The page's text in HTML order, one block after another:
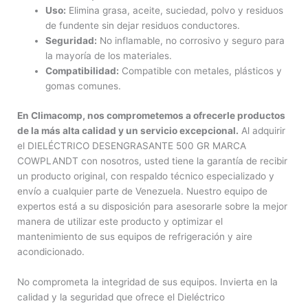
Uso: Elimina grasa, aceite, suciedad, polvo y residuos
de fundente sin dejar residuos conductores.
Seguridad: No inflamable, no corrosivo y seguro para
la mayoría de los materiales.
Compatibilidad: Compatible con metales, plásticos y
gomas comunes.
En Climacomp, nos comprometemos a ofrecerle productos
de la más alta calidad y un servicio excepcional. Al adquirir
el DIELÉCTRICO DESENGRASANTE 500 GR MARCA
COWPLANDT con nosotros, usted tiene la garantía de recibir
un producto original, con respaldo técnico especializado y
envío a cualquier parte de Venezuela. Nuestro equipo de
expertos está a su disposición para asesorarle sobre la mejor
manera de utilizar este producto y optimizar el
mantenimiento de sus equipos de refrigeración y aire
acondicionado.
No comprometa la integridad de sus equipos. Invierta en la
calidad y la seguridad que ofrece el Dieléctrico